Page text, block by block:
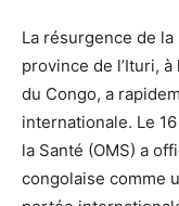
La résurgence de
province de l’Ituri,
du Congo, a
internationale. Le
la Santé (OMS) a
congolaise comme